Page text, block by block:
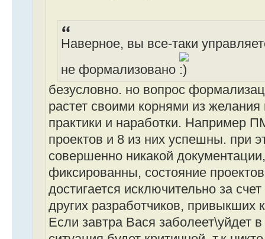
Наверное, вы все-таки
не формализовано
безусловно. но вопрос
растет своими корнями из
практики и наработки. Например
проектов и 8 из них успешны. при
совершенно никакой
фиксированны, состояние
достигается исключительно за
других разработчиков, привыкших
Если завтра Вася заболеет\уйдет в